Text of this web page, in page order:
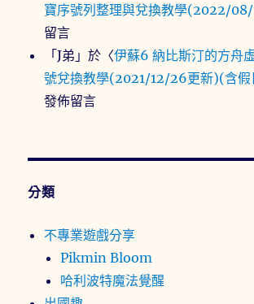
寶序號列整理與兌換教學(2022/08/
留言
「J弟 」於〈伊蘇6 納比斯汀的方舟
號兌換教學(2021/12/26更新)(含假
發佈留言
分類
不專業遊戲分享
Pikmin Bloom
哈利波特魔法覺醒